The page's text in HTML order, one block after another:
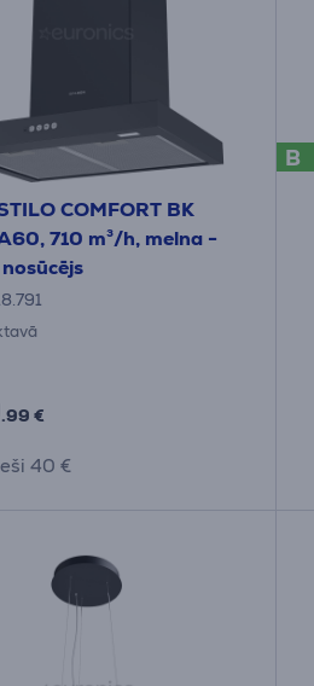
COMFORT BK
710 m³/h, melna -
.99 €
40 €
B